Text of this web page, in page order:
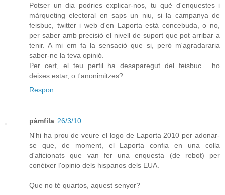
Potser un dia podries explicar-nos, tu què d'enquestes i
màrqueting electoral en saps un niu, si la campanya de
feisbuc, twitter i web d'en Laporta està concebuda, o no,
per saber amb precisió el nivell de suport que pot arribar a
tenir. A mi em fa la sensació que si, però m'agradararia
saber-ne la teva opinió.
Per cert, el teu perfil ha desaparegut del feisbuc... ho
deixes estar, o t'anonimitzes?
Respon
pàmfila 26/3/10
N'hi ha prou de veure el logo de Laporta 2010 per adonar-
se que, de moment, el Laporta confia en una colla
d'aficionats que van fer una enquesta (de rebot) per
conèixer l'opinio dels hispanos dels EUA.
Que no té quartos, aquest senyor?